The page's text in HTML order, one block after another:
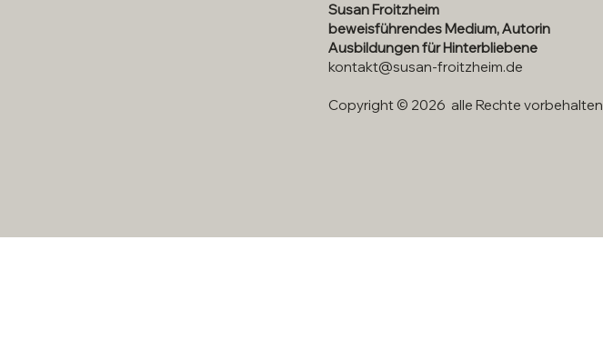
Susan Froitzheim
beweisführendes Medium, Autorin
Ausbildungen für Hinterbliebene
kontakt@susan-froitzheim.de
Copyright © 2026 alle Rechte vorbehalten